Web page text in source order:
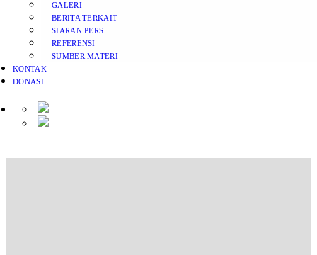
GALERI
BERITA TERKAIT
SIARAN PERS
REFERENSI
SUMBER MATERI
KONTAK
DONASI